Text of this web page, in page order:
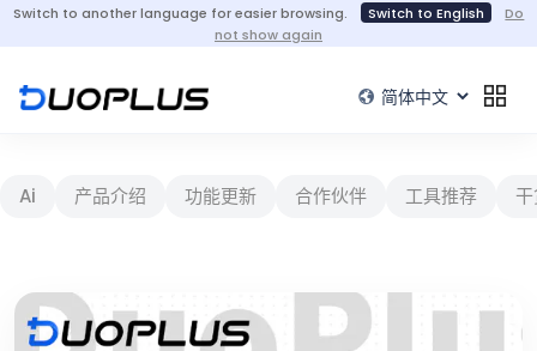
Switch to another language for easier browsing. Switch to English
Do
not show again
Ai 产品介绍 功能更新 合作伙伴 工具推荐